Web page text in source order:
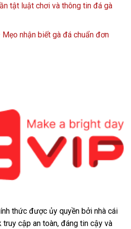
tật luật chơi và thông tin đá gà
nhận biết gà đá chuẩn đơn
thức được ủy quyền bởi nhà cái
truy cập an toàn, đáng tin cậy và